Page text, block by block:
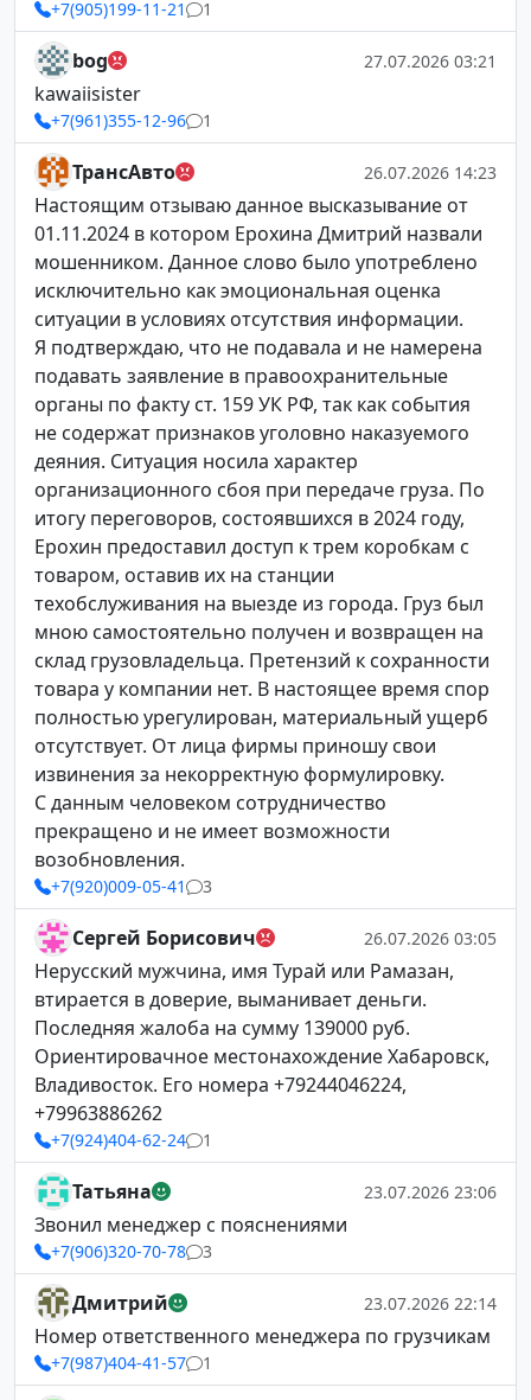
+7(905)199-11-21 1
bog 27.07.2026 03:21
kawaiisister
+7(961)355-12-96 1
ТрансАвто 26.07.2026 14:23
Настоящим отзываю данное высказывание от
01.11.2024 в котором Ерохина Дмитрий назвали
мошенником. Данное слово было употреблено
исключительно как эмоциональная оценка
ситуации в условиях отсутствия информации.
Я подтверждаю, что не подавала и не намерена
подавать заявление в правоохранительные
органы по факту ст. 159 УК РФ, так как события
не содержат признаков уголовно наказуемого
деяния. Ситуация носила характер
организационного сбоя при передаче груза. По
итогу переговоров, состоявшихся в 2024 году,
Ерохин предоставил доступ к трем коробкам с
товаром, оставив их на станции
техобслуживания на выезде из города. Груз был
мною самостоятельно получен и возвращен на
склад грузовладельца. Претензий к сохранности
товара у компании нет. В настоящее время спор
полностью урегулирован, материальный ущерб
отсутствует. От лица фирмы приношу свои
извинения за некорректную формулировку.
С данным человеком сотрудничество
прекращено и не имеет возможности
возобновления.
+7(920)009-05-41 3
Сергей Борисович 26.07.2026 03:05
Нерусский мужчина, имя Турай или Рамазан,
втирается в доверие, выманивает деньги.
Последняя жалоба на сумму 139000 руб.
Ориентировачное местонахождение Хабаровск,
Владивосток. Его номера +79244046224,
+79963886262
+7(924)404-62-24 1
Татьяна 23.07.2026 23:06
Звонил менеджер с пояснениями
+7(906)320-70-78 3
Дмитрий 23.07.2026 22:14
Номер ответственного менеджера по грузчикам
+7(987)404-41-57 1